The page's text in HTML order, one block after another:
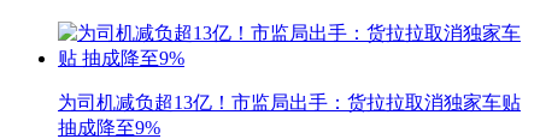
为司机减负超13亿！市监局出手：货拉拉取消独家车贴
抽成降至9%